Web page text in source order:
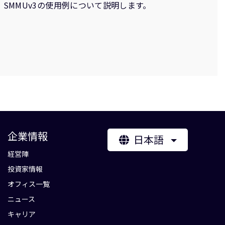
の使用例について説明します。
企業情報
経営陣
投資家情報
オフィス一覧
ニュース
キャリア
日本語